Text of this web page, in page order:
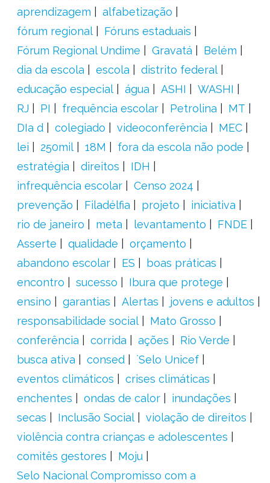
aprendizagem
alfabetização
fórum regional
Fóruns estaduais
Fórum Regional Undime
Gravatá
Belém
dia da escola
escola
distrito federal
educação especial
água ASHI
WASHI
RJ
PI frequência escolar Petrolina
MT
DIa d
colegiado videoconferência
MEC
lei
250mil 18M
fora da escola não pode
estratégia
direitos
IDH
infrequência escolar
Censo 2024
prevenção
Filadélfia projeto
iniciativa
rio de janeiro
meta levantamento
FNDE
Asserte
qualidade
orçamento
abandono escolar
ES
boas práticas
encontro
sucesso
Ibura que protege
ensino
garantias Alertas
jovens e adultos
responsabilidade social
Mato Grosso
conferência
corrida ações
Rio Verde
busca ativa
consed
´Selo Unicef
eventos climáticos
crises climáticas
enchentes
ondas de calor
inundações
secas
Inclusão Social
violação de direitos
violência contra crianças e adolescentes
comitês gestores
Moju
Selo Nacional Compromisso com a